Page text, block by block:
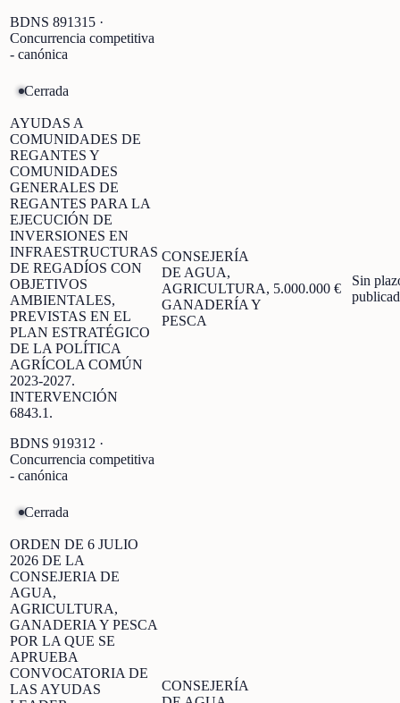
BDNS 891315 ·
Concurrencia competitiva
- canónica
Cerrada
AYUDAS A
COMUNIDADES DE
REGANTES Y
COMUNIDADES
GENERALES DE
REGANTES PARA LA
EJECUCIÓN DE
INVERSIONES EN
INFRAESTRUCTURAS
DE REGADÍOS CON
OBJETIVOS
AMBIENTALES,
PREVISTAS EN EL
PLAN ESTRATÉGICO
DE LA POLÍTICA
AGRÍCOLA COMÚN
2023-2027.
INTERVENCIÓN
6843.1.
BDNS 919312 ·
Concurrencia competitiva
- canónica
CONSEJERÍA
DE AGUA,
AGRICULTURA,
GANADERÍA Y
PESCA
5.000.000 €
Sin
Cerrada
ORDEN DE 6 JULIO
2026 DE LA
CONSEJERIA DE
AGUA,
AGRICULTURA,
GANADERIA Y PESCA
POR LA QUE SE
APRUEBA
CONVOCATORIA DE
LAS AYUDAS
CONSEJERÍA